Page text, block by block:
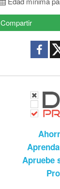
North Dakota
Oregon
South Carolina
Wisconsin
Compartir
Apruebe